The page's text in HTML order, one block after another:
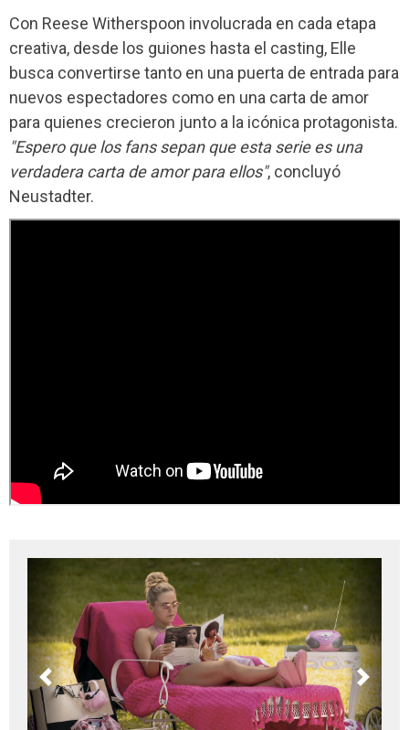
Con Reese Witherspoon involucrada en cada etapa
creativa, desde los guiones hasta el casting, Elle
busca convertirse tanto en una puerta de entrada para
nuevos espectadores como en una carta de amor
para quienes crecieron junto a la icónica protagonista.
"Espero que los fans sepan que esta serie es una
verdadera carta de amor para ellos", concluyó
Neustadter.
Previous Next